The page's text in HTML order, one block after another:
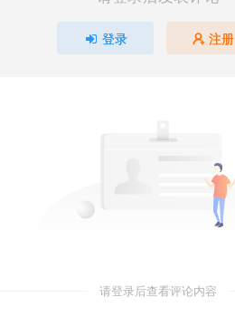
登录 注册
请登录后查看评论内容